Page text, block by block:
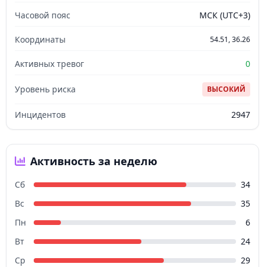
Часовой пояс МСК (UTC+3)
Координаты 54.51, 36.26
Активных тревог 0
Уровень риска ВЫСОКИЙ
Инцидентов 2947
Активность за неделю
Сб
34
Вс
35
Пн
6
Вт
24
Ср
29